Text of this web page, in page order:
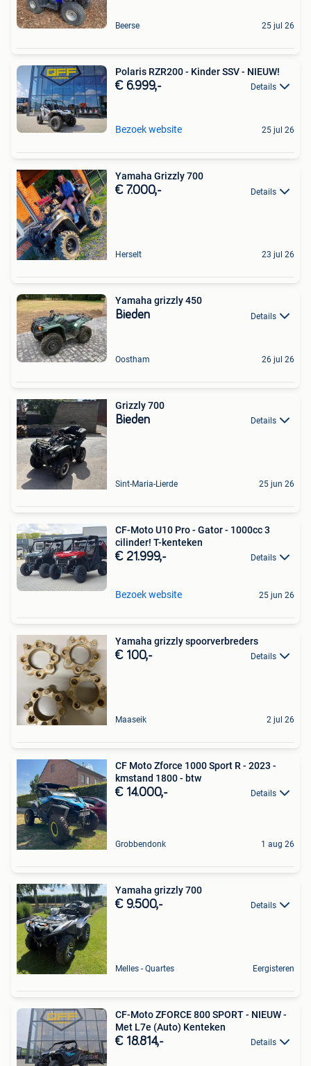
Beerse 25 jul 26
Polaris RZR200 - Kinder SSV - NIEUW!
€ 6.999,- Details
Bezoek website 25 jul 26
Yamaha Grizzly 700
€ 7.000,- Details
Herselt 23 jul 26
Yamaha grizzly 450
Bieden Details
Oostham 26 jul 26
Grizzly 700
Bieden Details
Sint-Maria-Lierde 25 jun 26
CF-Moto U10 Pro - Gator - 1000cc 3
cilinder! T-kenteken
€ 21.999,- Details
Bezoek website 25 jun 26
Yamaha grizzly spoorverbreders
€ 100,- Details
Maaseik 2 jul 26
CF Moto Zforce 1000 Sport R - 2023 -
kmstand 1800 - btw
€ 14.000,- Details
Grobbendonk 1 aug 26
Yamaha grizzly 700
€ 9.500,- Details
Melles - Quartes Eergisteren
CF-Moto ZFORCE 800 SPORT - NIEUW -
Met L7e (Auto) Kenteken
€ 18.814,- Details